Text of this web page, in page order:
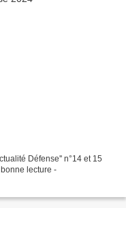
Défense'' n°14 et 15
lecture -